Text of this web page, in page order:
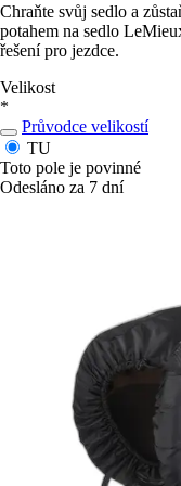
Chraňte svůj sedlo a
potahem na sedlo
řešení pro jezdce.
Velikost
*
Průvodce velikostí
TU
Toto pole je povinné
Odesláno za 7 dní